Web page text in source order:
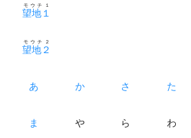
望地１
モウチ１
望地２
モウチ２
あ か さ た
ま や ら わ